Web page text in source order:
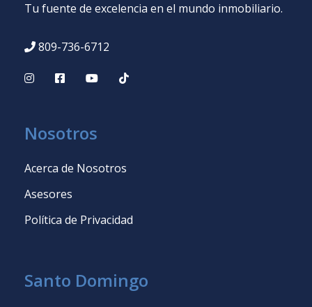
Tu fuente de excelencia en el mundo inmobiliario.
809-736-6712
Nosotros
Acerca de Nosotros
Asesores
Política de Privacidad
Santo Domingo